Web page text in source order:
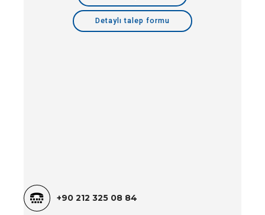
Detaylı talep formu
+90 212 325 08 84